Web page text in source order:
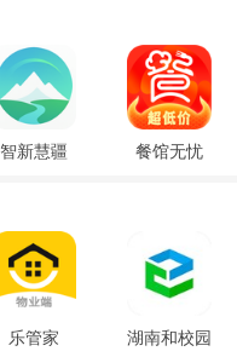
智新慧疆 餐馆无忧
乐管家 湖南和校园